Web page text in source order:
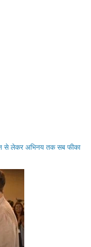
से लेकर अभिनय तक सब फीका